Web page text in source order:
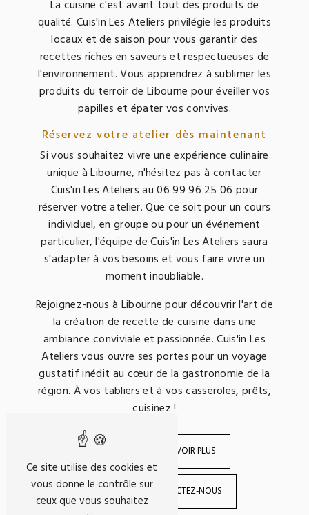
La cuisine c'est avant tout des produits de
qualité. Cuis'in Les Ateliers privilégie les produits
locaux et de saison pour vous garantir des
recettes riches en saveurs et respectueuses de
l'environnement. Vous apprendrez à sublimer les
produits du terroir de Libourne pour éveiller vos
papilles et épater vos convives.
Réservez votre atelier dès maintenant
Si vous souhaitez vivre une expérience culinaire
unique à Libourne, n'hésitez pas à contacter
Cuis'in Les Ateliers au 06 99 96 25 06 pour
réserver votre atelier. Que ce soit pour un cours
individuel, en groupe ou pour un événement
particulier, l'équipe de Cuis'in Les Ateliers saura
s'adapter à vos besoins et vous faire vivre un
moment inoubliable.
Rejoignez-nous à Libourne pour découvrir l'art de
la création de recette de cuisine dans une
ambiance conviviale et passionnée. Cuis'in Les
Ateliers vous ouvre ses portes pour un voyage
gustatif inédit au cœur de la gastronomie de la
région. À vos tabliers et à vos casseroles, prêts,
cuisinez !
EN SAVOIR PLUS
CONTACTEZ-NOUS
Ce site utilise des cookies et
vous donne le contrôle sur
ceux que vous souhaitez